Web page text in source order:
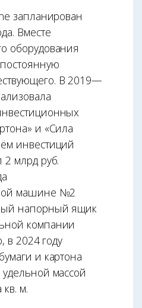
запланирован
Вместе
оборудования
В 2019—
и «Сила
инвестиций
2 млрд руб.
машине №2
напорный ящик
компании
в 2024 году
и картона
массой
м.